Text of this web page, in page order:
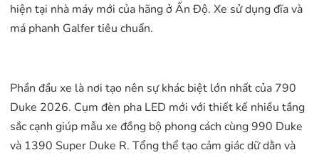
hiện tại nhà máy mới của hãng ở Ấn Độ. Xe sử dụng đĩa và
má phanh Galfer tiêu chuẩn.
Phần đầu xe là nơi tạo nên sự khác biệt lớn nhất của 790
Duke 2026. Cụm đèn pha LED mới với thiết kế nhiều tầng
sắc cạnh giúp mẫu xe đồng bộ phong cách cùng 990 Duke
và 1390 Super Duke R. Tổng thể tạo cảm giác dữ dằn và